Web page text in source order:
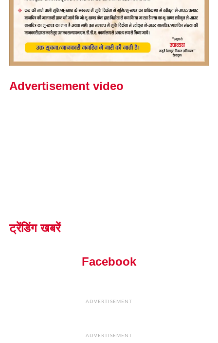
Advertisement video
ट्रेंडिंग खबरें
Facebook
ADVERTISEMENT
ADVERTISEMENT